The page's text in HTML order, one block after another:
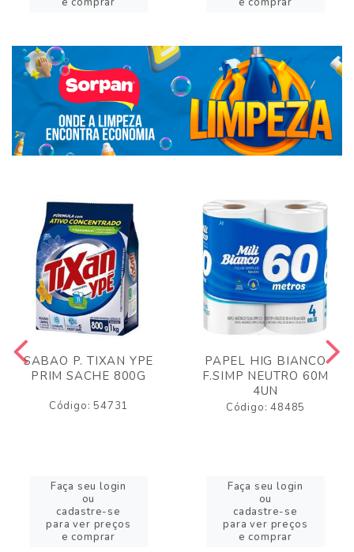
SABAO P. TIXAN YPE
PRIM SACHE 800G
Código: 54731
Faça seu login
ou
cadastre-se
para ver preços
e comprar
PAPEL HIG BIANCO
F.SIMP NEUTRO 60M
4UN
Código: 48485
Faça seu login
ou
cadastre-se
para ver preços
e comprar